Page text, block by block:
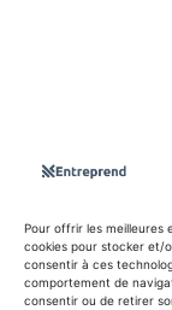
Pour offrir les meilleures
cookies pour stocker et/
consentir à ces
comportement de
consentir ou de retirer